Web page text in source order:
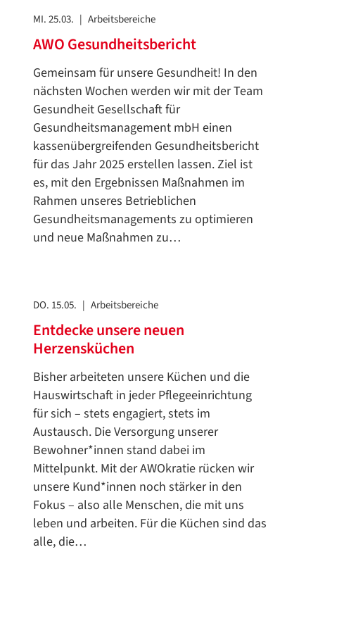
MI. 25.03. | Arbeitsbereiche
AWO Gesundheitsbericht
Gemeinsam für unsere Gesundheit! In den
nächsten Wochen werden wir mit der Team
Gesundheit Gesellschaft für
Gesundheitsmanagement mbH einen
kassenübergreifenden Gesundheitsbericht
für das Jahr 2025 erstellen lassen. Ziel ist
es, mit den Ergebnissen Maßnahmen im
Rahmen unseres Betrieblichen
Gesundheitsmanagements zu optimieren
und neue Maßnahmen zu…
DO. 15.05. | Arbeitsbereiche
Entdecke unsere neuen
Herzensküchen
Bisher arbeiteten unsere Küchen und die
Hauswirtschaft in jeder Pflegeeinrichtung
für sich – stets engagiert, stets im
Austausch. Die Versorgung unserer
Bewohner*innen stand dabei im
Mittelpunkt. Mit der AWOkratie rücken wir
unsere Kund*innen noch stärker in den
Fokus – also alle Menschen, die mit uns
leben und arbeiten. Für die Küchen sind das
alle, die…